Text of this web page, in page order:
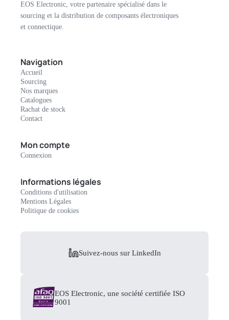
EOS Electronic, votre partenaire spécialisé dans le
sourcing et la distribution de composants électroniques
et connectique.
Navigation
Accueil
Sourcing
Nos marques
Catalogues
Rachat de stock
Contact
Mon compte
Connexion
Informations légales
Conditions d'utilisation
Mentions Légales
Politique de cookies
Suivez-nous sur LinkedIn
EOS Electronic, une société certifiée ISO
9001